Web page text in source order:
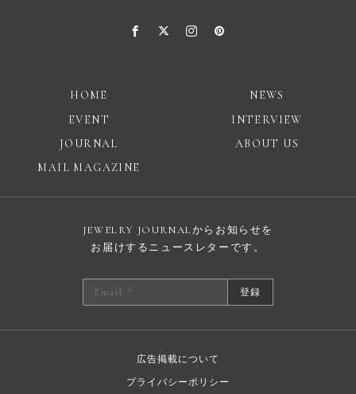
HOME
NEWS
EVENT
INTERVIEW
JOURNAL
ABOUT US
MAIL MAGAZINE
JEWELRY JOURNALからお知らせを
お届けするニュースレターです。
登録
広告掲載について
プライバシーポリシー